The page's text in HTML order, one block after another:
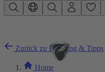
Zum Hauptinhalt springen
Zurück zu Beratung & Tipps
Home